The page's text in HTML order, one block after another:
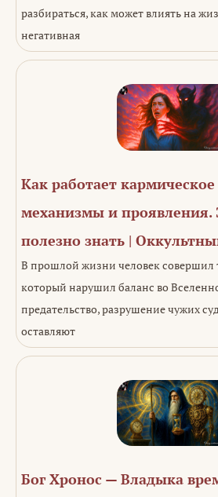
разбираться, как может влиять на
негативная
Как работает
механизмы и проявления.
полезно знать |
В прошлой жизни человек совершил
который нарушил баланс во
предательство, разрушение чужих
оставляют
Бог Хронос — Владыка